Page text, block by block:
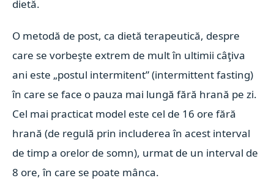
dietă.
O metodă de post, ca dietă terapeutică, despre
care se vorbeşte extrem de mult în ultimii câţiva
ani este „postul intermitent” (intermittent fasting)
în care se face o pauza mai lungă fără hrană pe zi.
Cel mai practicat model este cel de 16 ore fără
hrană (de regulă prin includerea în acest interval
de timp a orelor de somn), urmat de un interval de
8 ore, în care se poate mânca.